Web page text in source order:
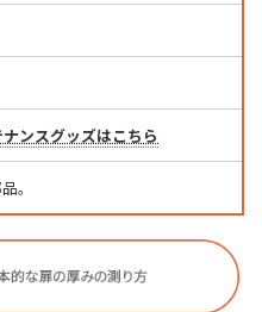
ンスグッズはこちら
。